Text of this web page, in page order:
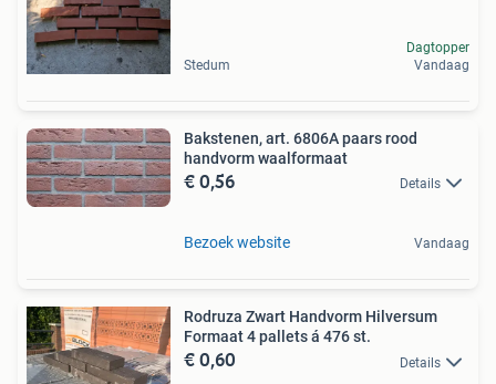
Stedum
Dagtopper
Vandaag
Bakstenen, art. 6806A paars rood
handvorm waalformaat
€ 0,56 Details
Bezoek website Vandaag
Rodruza Zwart Handvorm Hilversum
Formaat 4 pallets á 476 st.
€ 0,60 Details